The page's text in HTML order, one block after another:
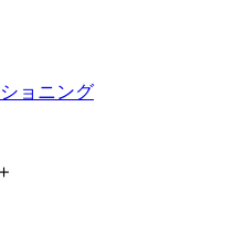
ョニング
＋